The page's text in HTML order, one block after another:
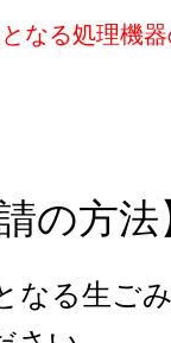
なる処理機器
の方法
なる生ご